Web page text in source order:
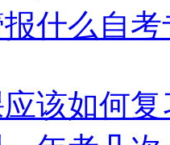
什么自
该如何